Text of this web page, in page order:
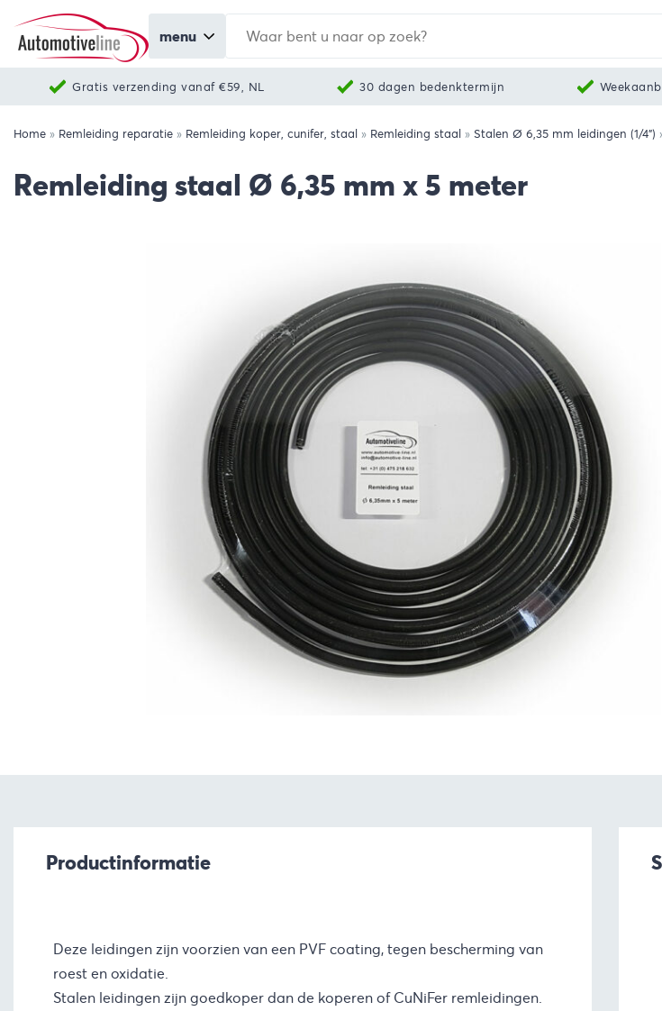
menu
Gratis verzending vanaf €59, NL 30 dagen bedenktermijn
Home » Remleiding reparatie » Remleiding koper, cunifer, staal » Remleiding staal » Stalen Ø 6,35 mm leidingen (1/4")
Remleiding staal Ø 6,35 mm x 5 meter
Productinformatie
Deze leidingen zijn voorzien van een PVF coating, tegen bescherming van
roest en oxidatie.
Stalen leidingen zijn goedkoper dan de koperen of CuNiFer remleidingen.